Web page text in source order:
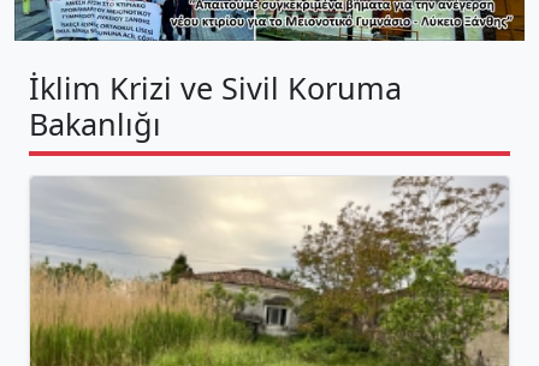
İklim Krizi ve Sivil Koruma
Bakanlığı